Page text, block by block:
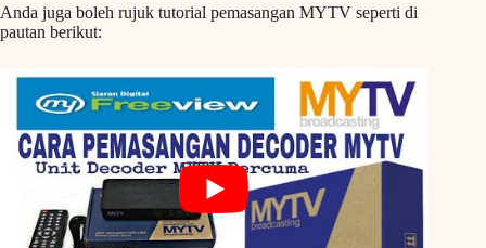
Anda juga boleh rujuk tutorial pemasangan MYTV seperti di
pautan berikut: